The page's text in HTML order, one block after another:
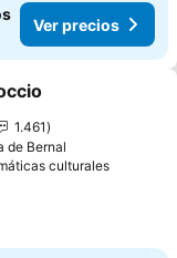
Ver precios
1.461
de Bernal
culturales